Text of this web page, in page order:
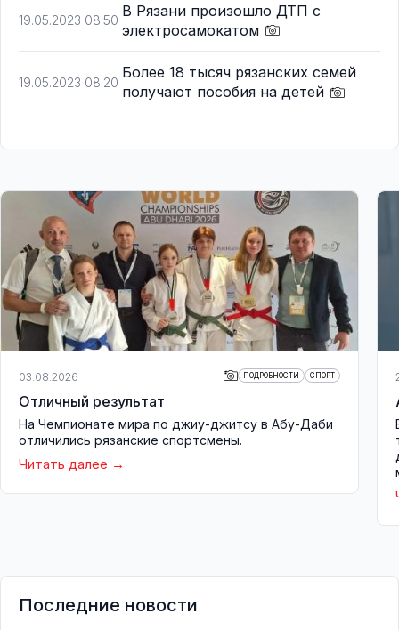
19.05.2023 08:50
В Рязани произошло ДТП с
электросамокатом
19.05.2023 08:20
Более 18 тысяч рязанских семей
получают пособия на детей
03.08.2026 ПОДРОБНОСТИ СПОРТ
Отличный результат
На Чемпионате мира по джиу-джитсу в Абу-Даби
отличились рязанские спортсмены.
Читать далее
Последние новости